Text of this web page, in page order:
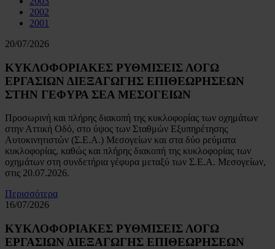
2002
2001
20/07/2026
ΚΥΚΛΟΦΟΡΙΑΚΕΣ ΡΥΘΜΙΣΕΙΣ ΛΟΓΩ
ΕΡΓΑΣΙΩΝ ΔΙΕΞΑΓΩΓΗΣ ΕΠΙΘΕΩΡΗΣΕΩΝ
ΣΤΗΝ ΓΕΦΥΡΑ ΣΕΑ ΜΕΣΟΓΕΙΩΝ
Προσωρινή και πλήρης διακοπή της κυκλοφορίας των οχημάτων
στην Αττική Οδό, στο ύψος των Σταθμών Εξυπηρέτησης
Αυτοκινητιστών (Σ.Ε.Α.) Μεσογείων και στα δύο ρεύματα
κυκλοφορίας, καθώς και πλήρης διακοπή της κυκλοφορίας των
οχημάτων στη συνδετήρια γέφυρα μεταξύ των Σ.Ε.Α. Μεσογείων,
στις 20.07.2026.
Περισσότερα
16/07/2026
ΚΥΚΛΟΦΟΡΙΑΚΕΣ ΡΥΘΜΙΣΕΙΣ ΛΟΓΩ
ΕΡΓΑΣΙΩΝ ΔΙΕΞΑΓΩΓΗΣ ΕΠΙΘΕΩΡΗΣΕΩΝ